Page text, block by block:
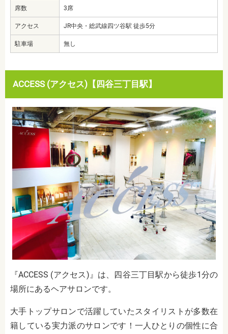
席数 3席
アクセス JR中央・総武線四ツ谷駅 徒歩5分
駐車場 無し
ACCESS (アクセス)【四谷三丁目駅】
『ACCESS (アクセス)』は、四谷三丁目駅から徒歩1分の
場所にあるヘアサロンです。
大手トップサロンで活躍していたスタイリストが多数在
籍している実力派のサロンです！一人ひとりの個性に合